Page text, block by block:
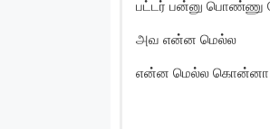
பட்டர் பன்னு பொண்ணு
அவ என்ன மெல்ல
என்ன மெல்ல